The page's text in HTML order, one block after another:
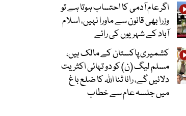
اگر عام آدمی کا احتساب ہوتا ہے تو
وزرا بھی قانون سے ماورا نہیں، اسلام
آباد کے شہریوں کی رائے
کشمیری پاکستان کے مالک ہیں،
مسلم لیگ (ن) کو دو تہائی اکثریت
دلائیں گے، رانا ثنا اللہ کا ضلع باغ
میں جلسہ عام سے خطاب